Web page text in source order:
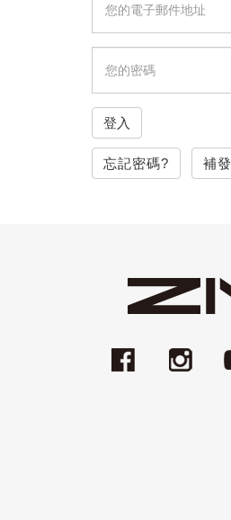
登入
忘記密碼? 補